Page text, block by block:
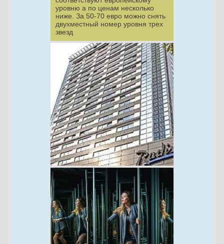
уровню а по ценам несколько
ниже. За 50-70 евро можно снять
двухместный номер уровня трех
звезд